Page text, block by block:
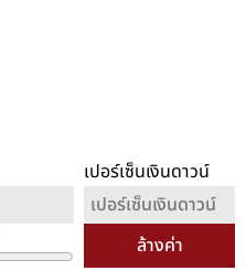
เปอร์เซ็นเงินดาวน์
ล้างค่า